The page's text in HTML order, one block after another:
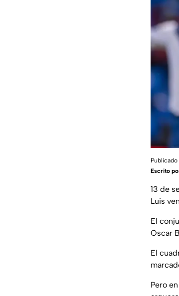
Publicado
Escrito
13 de
Luis
El
Oscar
El
Pero